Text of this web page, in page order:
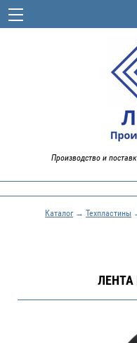
Производство и
Каталог→ Техпластины
ЛЕНТА